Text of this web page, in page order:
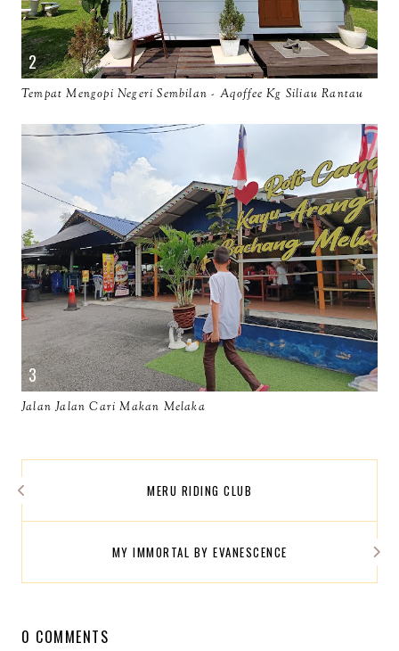
Tempat Mengopi Negeri Sembilan - Aqoffee Kg Siliau Rantau
Jalan Jalan Cari Makan Melaka
MERU RIDING CLUB
MY IMMORTAL BY EVANESCENCE
0 COMMENTS